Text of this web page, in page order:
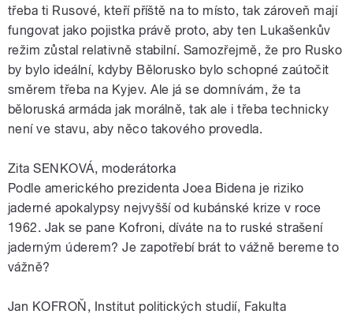
třeba ti Rusové, kteří příště na to místo, tak zároveň mají
fungovat jako pojistka právě proto, aby ten Lukašenkův
režim zůstal relativně stabilní. Samozřejmě, že pro Rusko
by bylo ideální, kdyby Bělorusko bylo schopné zaútočit
směrem třeba na Kyjev. Ale já se domnívám, že ta
běloruská armáda jak morálně, tak ale i třeba technicky
není ve stavu, aby něco takového provedla.
Zita SENKOVÁ, moderátorka
Podle amerického prezidenta Joea Bidena je riziko
jaderné apokalypsy nejvyšší od kubánské krize v roce
1962. Jak se pane Kofroni, díváte na to ruské strašení
jaderným úderem? Je zapotřebí brát to vážně bereme to
vážně?
Jan KOFROŇ, Institut politických studií, Fakulta